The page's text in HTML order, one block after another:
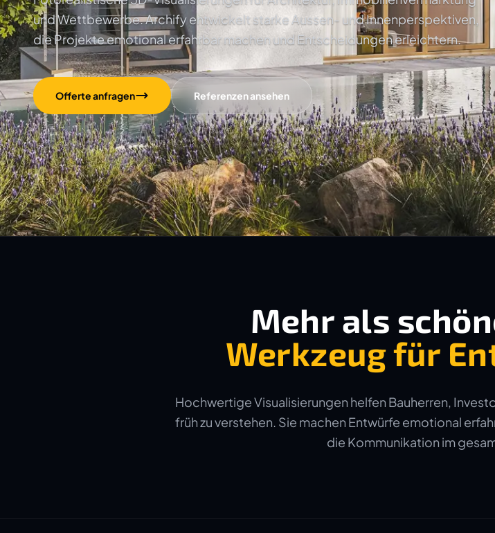
und Wettbewerbe. Archify entwickelt starke Aussen- und Innenperspektiven,
die Projekte emotional erfahrbar machen und Entscheidungen erleichtern.
Offerte anfragen Referenzen ansehen
Mehr als
Werkzeug für
Hochwertige Visualisierungen helfen Bauherren,
früh zu verstehen. Sie machen Entwürfe emotional
die Kommunikation im